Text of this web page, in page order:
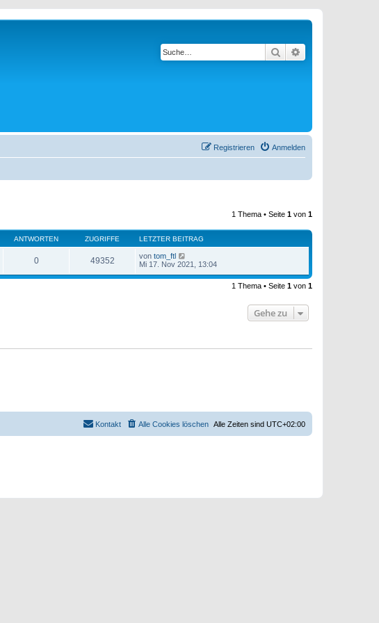
Suche
Anmelden
Registrieren
1 Thema • Seite 1 von 1
ANTWORTEN ZUGRIFFE LETZTER BEITRAG
0 49352 von tom_ftl
Mi 17. Nov 2021, 13:04
1 Thema • Seite 1 von 1
Gehe zu
Alle Zeiten sind UTC+02:00
Alle Cookies löschen
Kontakt